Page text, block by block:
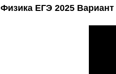
Физика ЕГЭ 2025